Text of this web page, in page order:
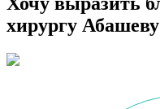
хирургу